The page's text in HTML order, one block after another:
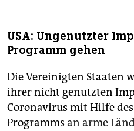
USA: Ungenutzter
Programm gehen
Die Vereinigten Staaten
ihrer nicht genutzten
Coronavirus mit Hilfe
Programms an arme